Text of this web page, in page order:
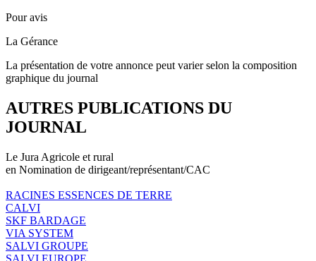
Pour avis
La Gérance
La présentation de votre annonce peut varier selon la composition
graphique du journal
AUTRES PUBLICATIONS DU
JOURNAL
Le Jura Agricole et rural
en Nomination de dirigeant/représentant/CAC
RACINES ESSENCES DE TERRE
CALVI
SKF BARDAGE
VIA SYSTEM
SALVI GROUPE
SALVI EUROPE